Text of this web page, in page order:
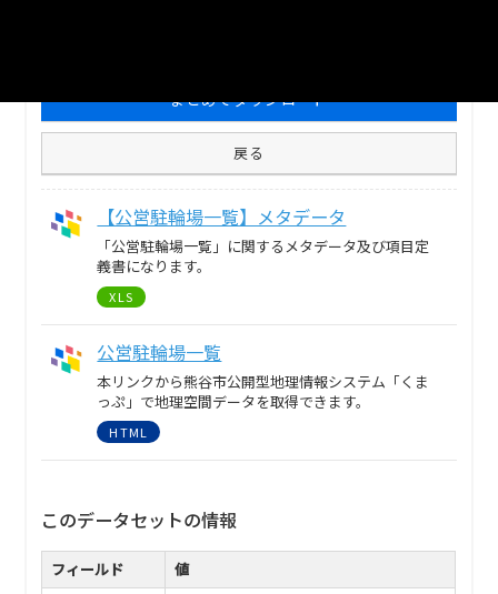
まとめてダウンロード
戻る
【公営駐輪場一覧】メタデータ
「公営駐輪場一覧」に関するメタデータ及び項目定
義書になります。
XLS
公営駐輪場一覧
本リンクから熊谷市公開型地理情報システム「くま
っぷ」で地理空間データを取得できます。
HTML
このデータセットの情報
フィールド
値